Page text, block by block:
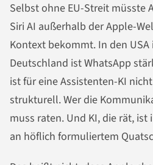
Selbst ohne EU-Streit müsste
Siri AI außerhalb der Apple-
Kontext bekommt. In den USA
Deutschland ist WhatsApp
ist für eine Assistenten-KI
strukturell. Wer die
muss raten. Und KI, die rät,
an höflich formuliertem